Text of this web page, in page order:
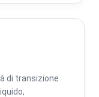
di transizione